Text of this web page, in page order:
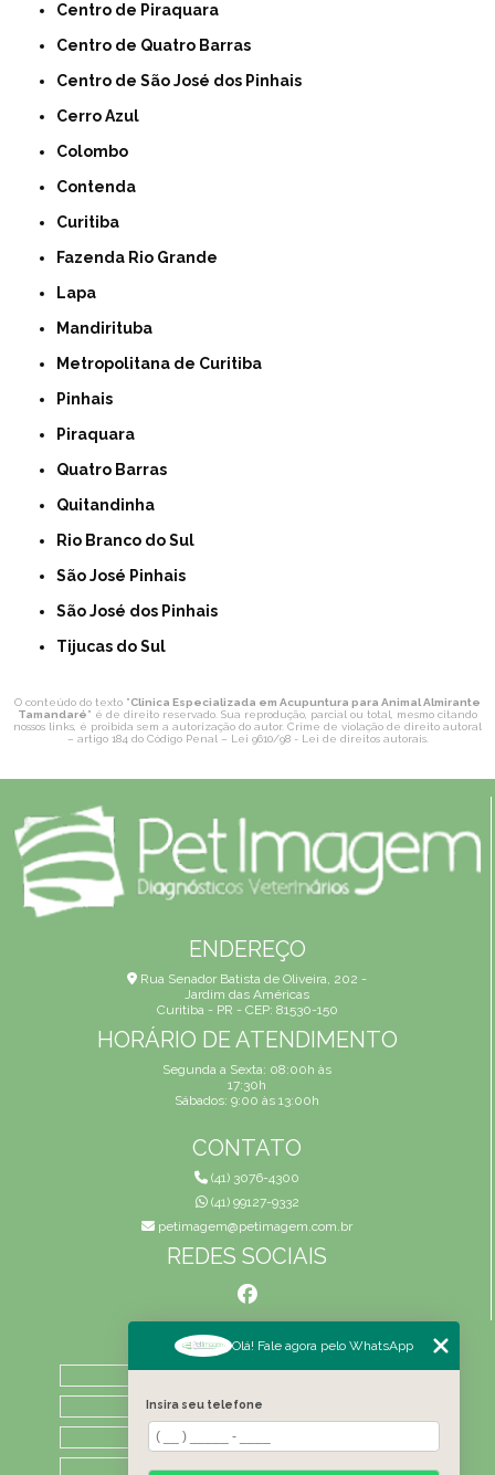
Centro de Piraquara
Centro de Quatro Barras
Centro de São José dos Pinhais
Cerro Azul
Colombo
Contenda
Curitiba
Fazenda Rio Grande
Lapa
Mandirituba
Metropolitana de Curitiba
Pinhais
Piraquara
Quatro Barras
Quitandinha
Rio Branco do Sul
São José Pinhais
São José dos Pinhais
Tijucas do Sul
O conteúdo do texto "Clinica Especializada em Acupuntura para Animal Almirante
Tamandaré" é de direito reservado. Sua reprodução, parcial ou total, mesmo citando
nossos links, é proibida sem a autorização do autor. Crime de violação de direito autoral
– artigo 184 do Código Penal – Lei 9610/98 - Lei de direitos autorais.
ENDEREÇO
Rua Senador Batista de Oliveira, 202 -
Jardim das Américas
Curitiba - PR - CEP: 81530-150
HORÁRIO DE ATENDIMENTO
Segunda a Sexta: 08:00h às
17:30h
Sábados: 9:00 às 13:00h
CONTATO
(41) 3076-4300
(41) 99127-9332
petimagem@petimagem.com.br
REDES SOCIAIS
MENU
HOME
QUEM SOMOS
ATIVIDADES
CONTATO
Olá! Fale agora pelo WhatsApp
Insira seu telefone